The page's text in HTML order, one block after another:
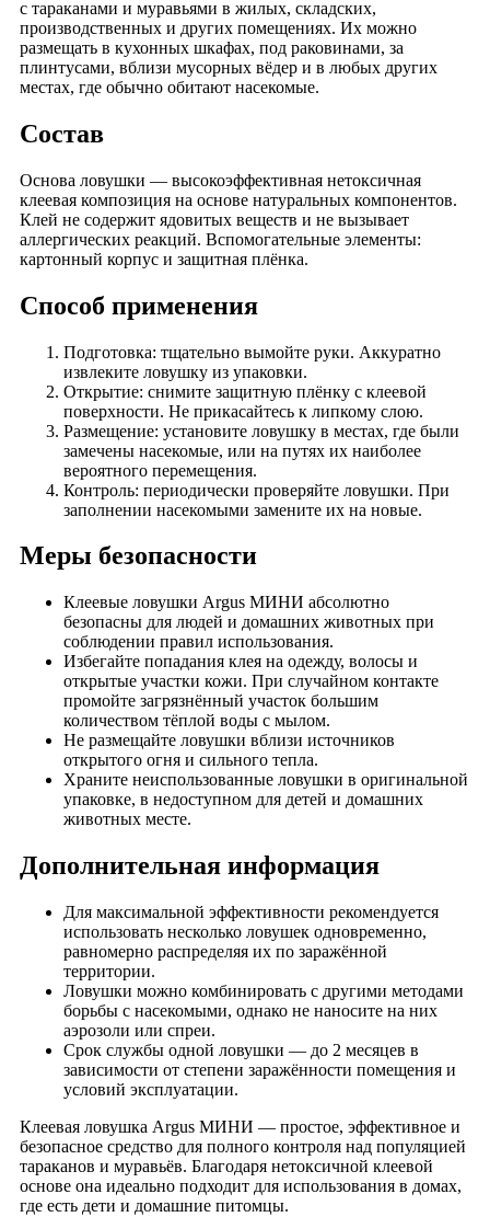
с тараканами и муравьями в жилых, складских,
производственных и других помещениях. Их можно
размещать в кухонных шкафах, под раковинами, за
плинтусами, вблизи мусорных вёдер и в любых других
местах, где обычно обитают насекомые.
Состав
Основа ловушки — высокоэффективная нетоксичная
клеевая композиция на основе натуральных компонентов.
Клей не содержит ядовитых веществ и не вызывает
аллергических реакций. Вспомогательные элементы:
картонный корпус и защитная плёнка.
Способ применения
Подготовка: тщательно вымойте руки. Аккуратно
извлеките ловушку из упаковки.
Открытие: снимите защитную плёнку с клеевой
поверхности. Не прикасайтесь к липкому слою.
Размещение: установите ловушку в местах, где были
замечены насекомые, или на путях их наиболее
вероятного перемещения.
Контроль: периодически проверяйте ловушки. При
заполнении насекомыми замените их на новые.
Меры безопасности
Клеевые ловушки Argus МИНИ абсолютно
безопасны для людей и домашних животных при
соблюдении правил использования.
Избегайте попадания клея на одежду, волосы и
открытые участки кожи. При случайном контакте
промойте загрязнённый участок большим
количеством тёплой воды с мылом.
Не размещайте ловушки вблизи источников
открытого огня и сильного тепла.
Храните неиспользованные ловушки в оригинальной
упаковке, в недоступном для детей и домашних
животных месте.
Дополнительная информация
Для максимальной эффективности рекомендуется
использовать несколько ловушек одновременно,
равномерно распределяя их по заражённой
территории.
Ловушки можно комбинировать с другими методами
борьбы с насекомыми, однако не наносите на них
аэрозоли или спреи.
Срок службы одной ловушки — до 2 месяцев в
зависимости от степени заражённости помещения и
условий эксплуатации.
Клеевая ловушка Argus МИНИ — простое, эффективное и
безопасное средство для полного контроля над популяцией
тараканов и муравьёв. Благодаря нетоксичной клеевой
основе она идеально подходит для использования в домах,
где есть дети и домашние питомцы.